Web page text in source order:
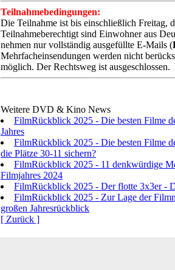
Teilnahmebedingungen:
Die Teilnahme ist bis einschließlich Freitag,
Teilnahmeberechtigt sind Einwohner aus
nehmen nur vollständig ausgefüllte E-Mails (
Mehrfacheinsendungen werden nicht
möglich. Der Rechtsweg ist ausgeschlossen.
Weitere DVD & Kino News
FilmRückblick 2025 - Die besten Filme
Jahres
FilmRückblick 2025 - Die besten Filme
die Plätze 30-11 sichern?
FilmRückblick 2025 - 11 denkwürdige
Filmjahres 2024
FilmRückblick 2025 - Der flotte 3x3er -
FilmRückblick 2025 - Zur Lage der
großen Jahresrückblick
[ Zurück ]